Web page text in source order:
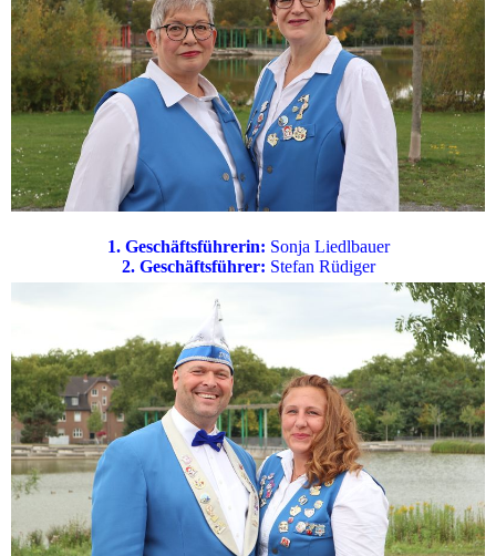
1. Geschäftsführerin: Sonja Liedlbauer
2. Geschäftsführer: Stefan Rüdiger